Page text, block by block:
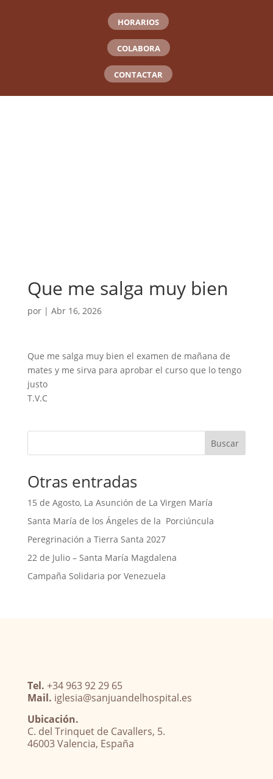
HORARIOS
COLABORA
CONTACTAR
Que me salga muy bien
por | Abr 16, 2026
Que me salga muy bien el examen de mañana de
mates y me sirva para aprobar el curso que lo tengo
justo
T.V.C
Buscar
Otras entradas
15 de Agosto, La Asunción de La Virgen María
Santa María de los Ángeles de la Porciúncula
Peregrinación a Tierra Santa 2027
22 de Julio – Santa María Magdalena
Campaña Solidaria por Venezuela
Tel. +34 963 92 29 65
Mail. iglesia@sanjuandelhospital.es
Ubicación.
C. del Trinquet de Cavallers, 5.
46003 Valencia, España